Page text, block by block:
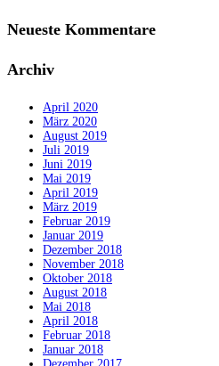
Neueste Kommentare
Archiv
April 2020
März 2020
August 2019
Juli 2019
Juni 2019
Mai 2019
April 2019
März 2019
Februar 2019
Januar 2019
Dezember 2018
November 2018
Oktober 2018
August 2018
Mai 2018
April 2018
Februar 2018
Januar 2018